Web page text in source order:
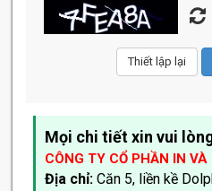
Mọi chi tiết xin vui
CÔNG TY CỔ PHẦN IN
Địa chỉ:Căn 5, liền kề